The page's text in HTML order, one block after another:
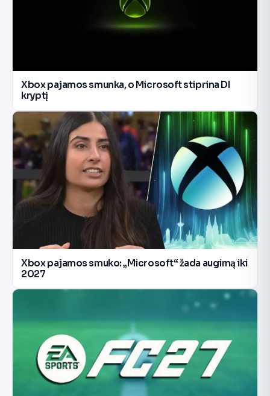
Xbox pajamos smunka, o Microsoft stiprina DI
kryptį
Xbox pajamos smuko: „Microsoft“ žada augimą iki
2027